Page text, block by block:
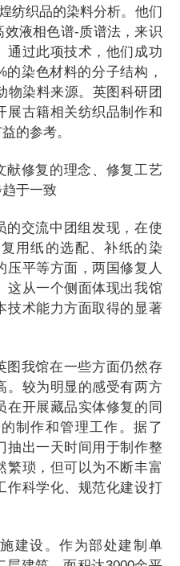
纺织品的染料分析。他们
液相色谱-质谱法，来识
通过此项技术，他们成功
染色材料的分子结构，
物染料来源。英图科研团
展古籍相关纺织品制作和
的参考。
献修复的理念、修复工艺
于一致
的交流中团组发现，在使
用纸的选配、补纸的染
压平等方面，两国修复人
这从一个侧面体现出我馆
技术能力方面取得的显著
图我馆在一些方面仍然存
。较为明显的感受有两方
在开展藏品实体修复的同
制作和管理工作。据了
抽出一天时间用于制作整
繁琐，但可以为不断丰富
作科学化、规范化建设打
建设。作为部处建制单